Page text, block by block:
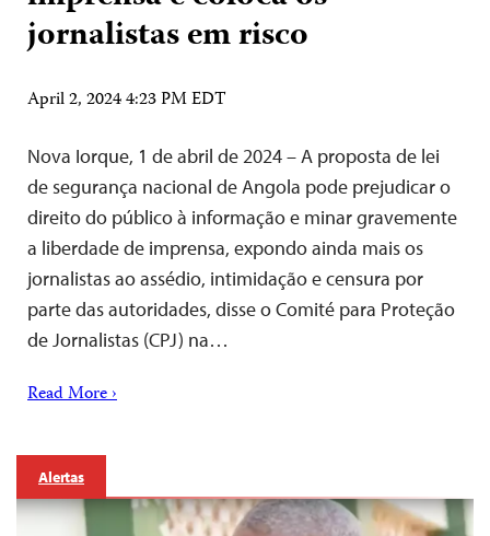
jornalistas em risco
April 2, 2024 4:23 PM EDT
Nova Iorque, 1 de abril de 2024 – A proposta de lei
de segurança nacional de Angola pode prejudicar o
direito do público à informação e minar gravemente
a liberdade de imprensa, expondo ainda mais os
jornalistas ao assédio, intimidação e censura por
parte das autoridades, disse o Comité para Proteção
de Jornalistas (CPJ) na…
Read More ›
Alertas